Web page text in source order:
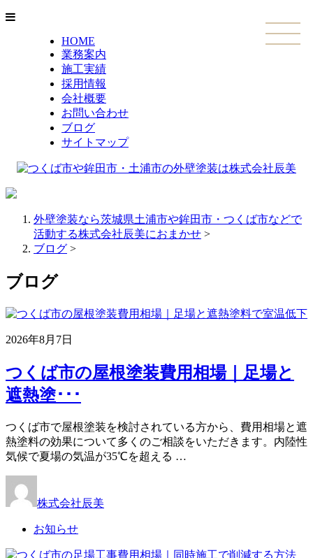
HOME
業務案内
施工実績
採用情報
会社概要
お問い合わせ
ブログ
サイトマップ
外壁塗装なら茨城県土浦市や鉾田市・つくば市などで
活動する株式会社辰美におまかせ >
ブログ >
ブログ
2026年8月7日
つくば市の屋根塗装費用相場｜足場と
遮熱塗･･･
つくば市で屋根塗装を検討されている方から、費用相場と遮
熱塗料の効果について多くのご相談をいただきます。内陸性
気候で夏場の気温が35℃を超える …
株式会社辰美
お知らせ